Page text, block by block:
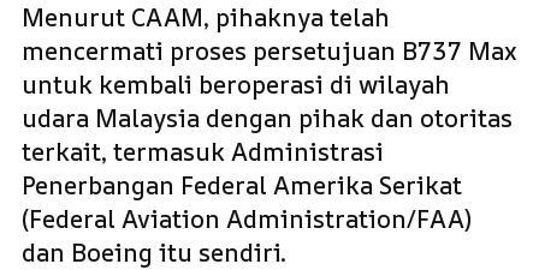
Menurut CAAM, pihaknya telah
mencermati proses persetujuan B737 Max
untuk kembali beroperasi di wilayah
udara Malaysia dengan pihak dan otoritas
terkait, termasuk Administrasi
Penerbangan Federal Amerika Serikat
(Federal Aviation Administration/FAA)
dan Boeing itu sendiri.